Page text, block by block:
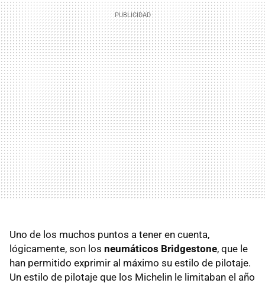
Uno de los muchos puntos a tener en cuenta,
lógicamente, son los neumáticos Bridgestone, que le
han permitido exprimir al máximo su estilo de pilotaje.
Un estilo de pilotaje que los Michelin le limitaban el año